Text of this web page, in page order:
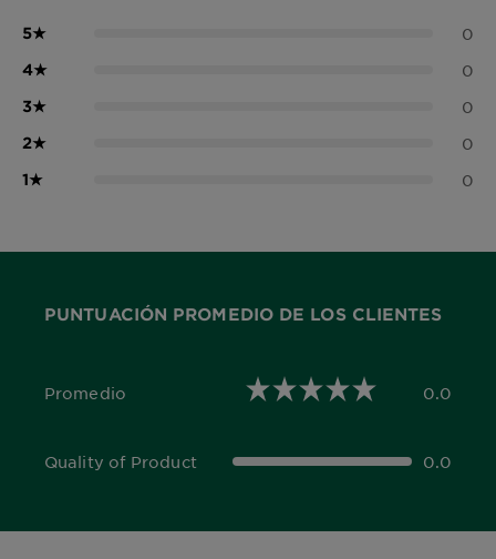
5★ 0
4★ 0
3★ 0
2★ 0
1★ 0
PUNTUACIÓN PROMEDIO DE LOS CLIENTES
Promedio
0.0 out of 5 stars 0.0
Quality of Product
0.0 out of 5 stars 0.0